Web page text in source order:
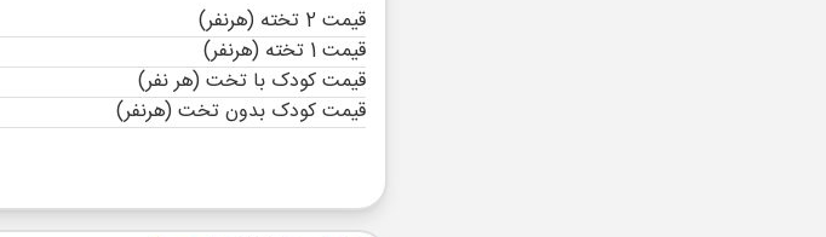
قیمت 2 تخته (هرنفر)
قیمت 1 تخته (هرنفر)
قیمت کودک با تخت (هر نفر)
قیمت کودک بدون تخت (هرنفر)